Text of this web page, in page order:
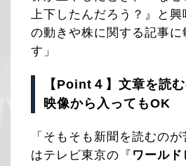
上下したんだろう？』と興
の動きや株に関する記事に
す」
【Point４】文章を読
映像から入ってもOK
「そもそも新聞を読むの
はテレビ東京の『 ワールド